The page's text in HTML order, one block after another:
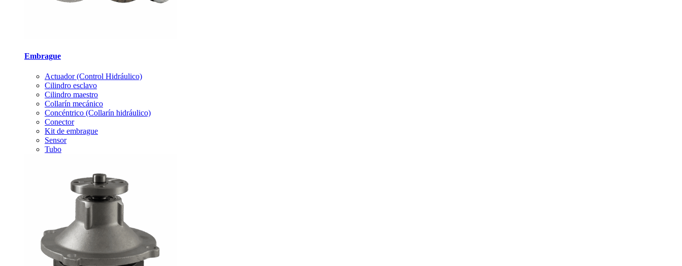
Embrague
Actuador (Control Hidráulico)
Cilindro esclavo
Cilindro maestro
Collarín mecánico
Concéntrico (Collarín hidráulico)
Conector
Kit de embrague
Sensor
Tubo